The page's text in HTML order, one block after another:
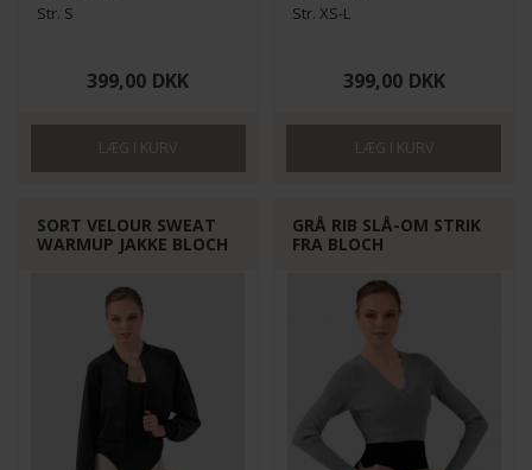
Str. S
399,00 DKK
Str. XS-L
399,00 DKK
SORT VELOUR SWEAT
WARMUP JAKKE BLOCH
GRÅ RIB SLÅ-OM STRIK
FRA BLOCH